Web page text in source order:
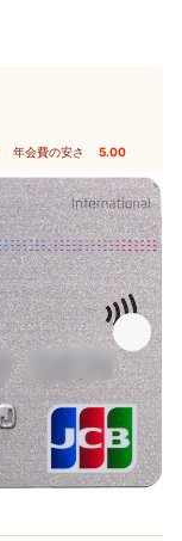
年会費の安さ 5.00